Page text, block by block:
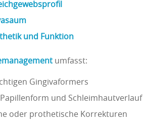
und Funktion
umfasst:
Gingivaformers
und Schleimhautverlauf
oder prothetische Korrekturen